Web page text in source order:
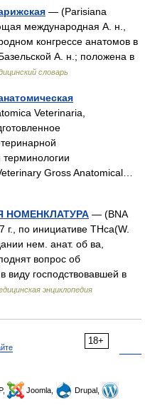
— (Parisiana
международная А. н.,
конгрессе анатомов в
А. н.; положена в
словарь
Veterinaria,
терминологии
Gross Anatomical…
НОМЕНКЛАТУРА — (BNA
по инициативе THca(W.
нем. анат. об ва,
вопрос об
виду господствовавшей в
энциклопедия
18+
Joomla,
Drupal,